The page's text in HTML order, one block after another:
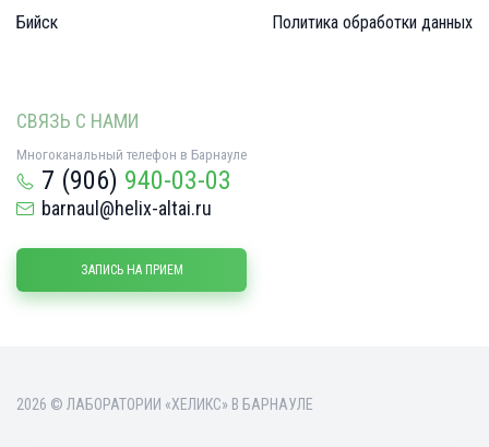
Бийск
Политика обработки данных
СВЯЗЬ С НАМИ
Многоканальный телефон в Барнауле
7 (906) 940-03-03
barnaul@helix-altai.ru
ЗАПИСЬ НА ПРИЕМ
2026 © ЛАБОРАТОРИИ «ХЕЛИКС» В БАРНАУЛЕ